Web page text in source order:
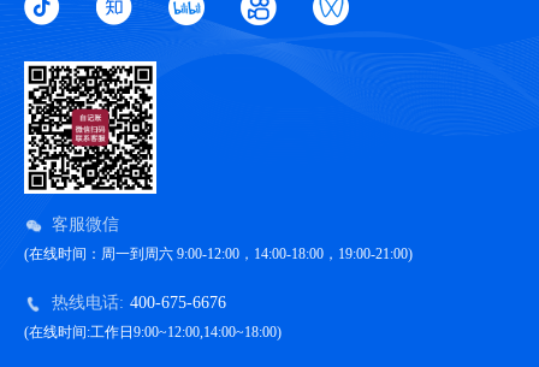
客服微信
(在线时间：周一到周六 9:00-12:00，14:00-18:00，19:00-21:00)
热线电话: 400-675-6676
(在线时间:工作日9:00~12:00,14:00~18:00)